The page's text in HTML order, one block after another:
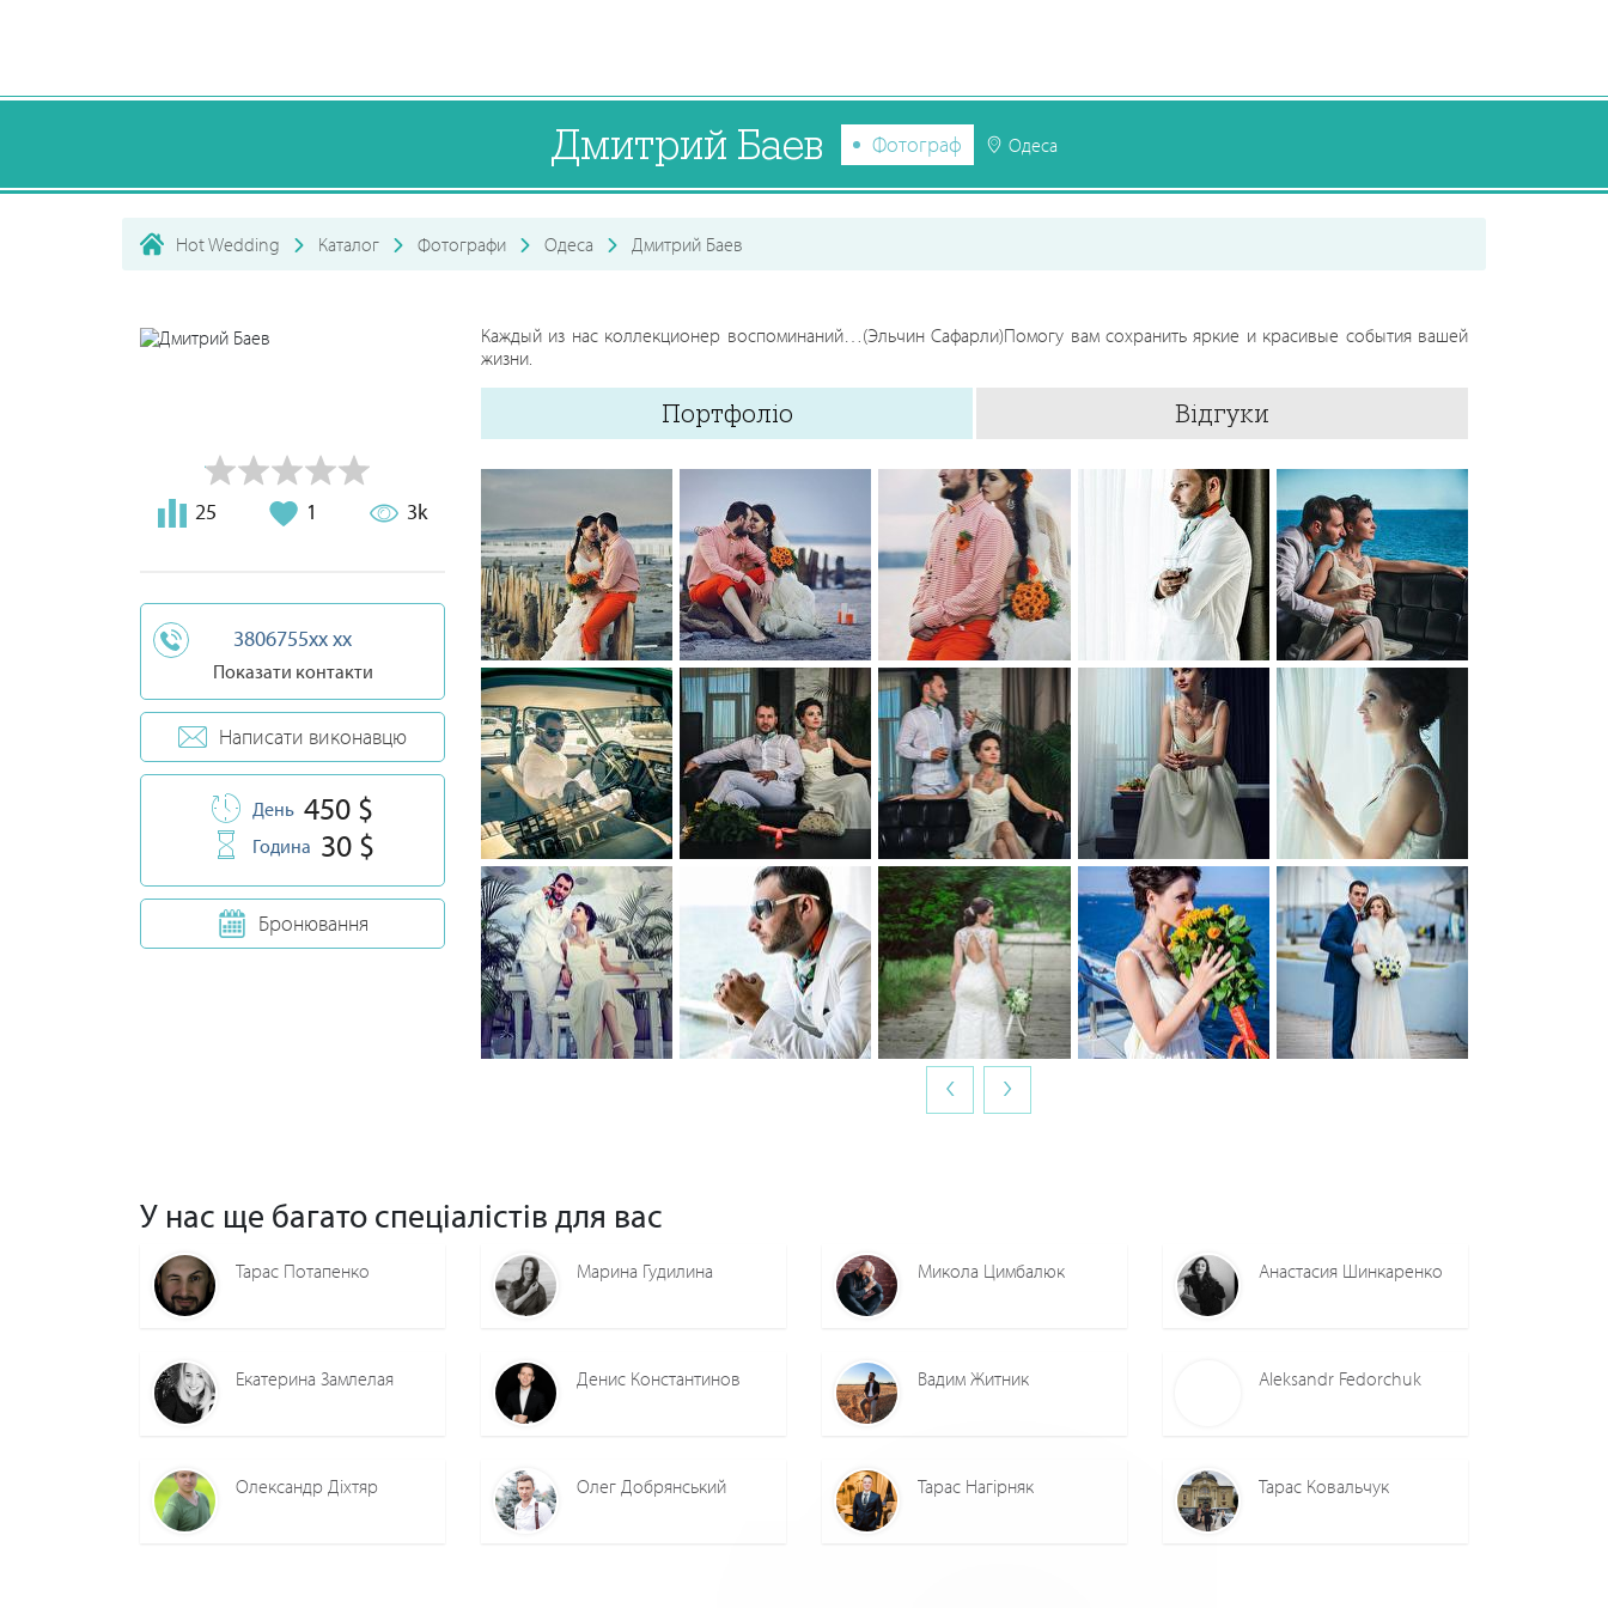
Дмитрий Баев Фотограф Одеса
Hot Wedding Каталог Фотографи Одеса Дмитрий Баев
25 1 3k
3806755xx xx
Показати контакти
Написати виконавцю
День 450 $
Година 30 $
Бронювання
Каждый из нас коллекционер воспоминаний…(Эльчин Сафарли)Помогу вам сохранить яркие и красивые события вашей
жизни.
Портфоліо Відгуки
0 0 0 0 0 0 0
0 0 0 0 0 0 0 0
0
‹ ›
У нас ще багато спеціалістів для вас
Тарас Потапенко Марина Гудилина Микола Цимбалюк Анастасия Шинкаренко
Екатерина Замлелая Денис Константинов Вадим Житник Aleksandr Fedorchuk
Олександр Діхтяр Олег Добрянський Тарас Нагірняк Тарас Ковальчук